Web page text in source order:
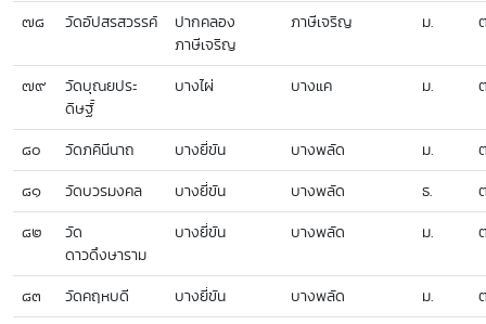
๗๘
วัดอัปสรสวรรค์
ปากคลอง
ภาษีเจริญ
ภาษีเจริญ ม.
๗๙
วัดบุณยประ
ดิษฐ์์
บางไผ่ บางแค ม.
๘๐ วัดภคินีนาถ บางยี่ขัน บางพลัด ม.
๘๑
วัดบวรมงคล บางยี่ขัน บางพลัด ธ.
๘๒
วัด
ดาวดึงษาราม
บางยี่ขัน บางพลัด ม.
๘๓ วัดคฤหบดี บางยี่ขัน บางพลัด ม.